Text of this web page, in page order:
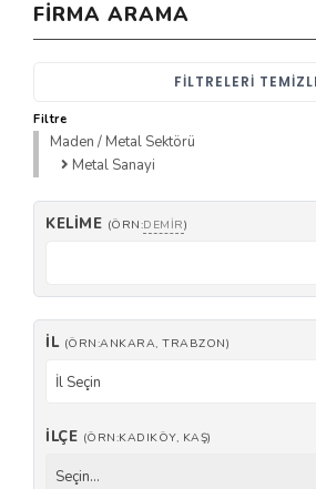
FIRMA ARAMA
FILTRELERI
Filtre
Maden / Metal Sektörü
Metal Sanayi
KELIME (ÖRN:DEMIR)
İL (ÖRN:ANKARA, TRABZON)
İl Seçin
İLÇE (ÖRN:KADIKÖY, KAŞ)
Seçin...